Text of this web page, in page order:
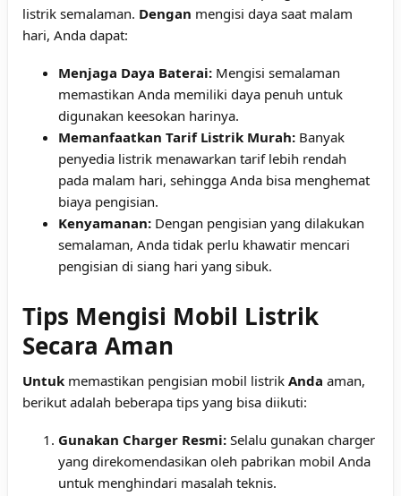
listrik semalaman. Dengan mengisi daya saat malam
hari, Anda dapat:
Menjaga Daya Baterai: Mengisi semalaman
memastikan Anda memiliki daya penuh untuk
digunakan keesokan harinya.
Memanfaatkan Tarif Listrik Murah: Banyak
penyedia listrik menawarkan tarif lebih rendah
pada malam hari, sehingga Anda bisa menghemat
biaya pengisian.
Kenyamanan: Dengan pengisian yang dilakukan
semalaman, Anda tidak perlu khawatir mencari
pengisian di siang hari yang sibuk.
Tips Mengisi Mobil Listrik
Secara Aman
Untuk memastikan pengisian mobil listrik Anda aman,
berikut adalah beberapa tips yang bisa diikuti:
Gunakan Charger Resmi: Selalu gunakan charger
yang direkomendasikan oleh pabrikan mobil Anda
untuk menghindari masalah teknis.